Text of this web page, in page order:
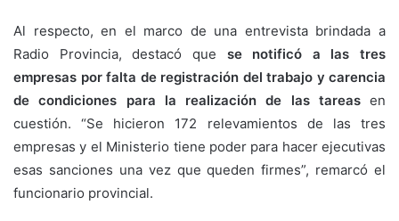
Al respecto, en el marco de una entrevista brindada a
Radio Provincia, destacó que se notificó a las tres
empresas por falta de registración del trabajo y carencia
de condiciones para la realización de las tareasen
cuestión. “Se hicieron 172 relevamientos de las tres
empresas y el Ministerio tiene poder para hacer ejecutivas
esas sanciones una vez que queden firmes”, remarcó el
funcionario provincial.